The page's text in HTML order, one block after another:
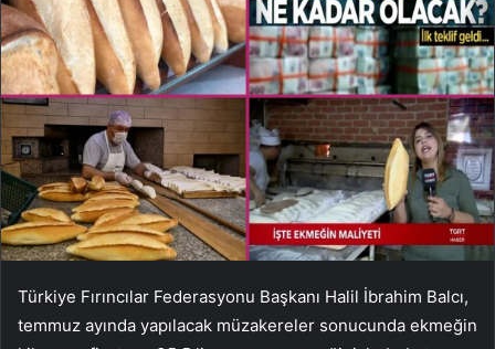
Türkiye Fırıncılar Federasyonu Başkanı Halil İbrahim Balcı,
temmuz ayında yapılacak müzakereler sonucunda ekmeğin